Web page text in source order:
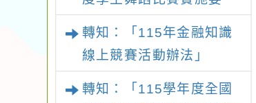
轉知：「115年金融知識
線上競賽活動辦法」
轉知：「115學年度全國